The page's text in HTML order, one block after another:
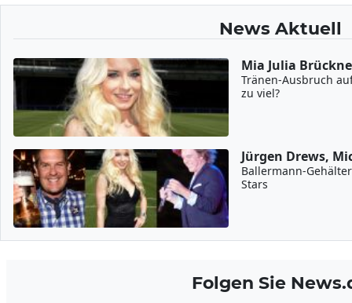
News Aktuell
Mia Julia
Tränen-Ausbruch
zu viel?
Jürgen Drews,
Ballermann-
Stars
Folgen Sie